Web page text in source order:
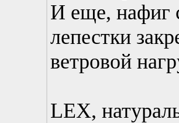
И еще, нафиг
лепестки
ветровой
LEX,